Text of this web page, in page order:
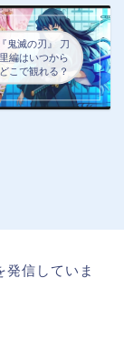
鬼滅の刃』 刀
編はいつから
こで観れる？
信していま